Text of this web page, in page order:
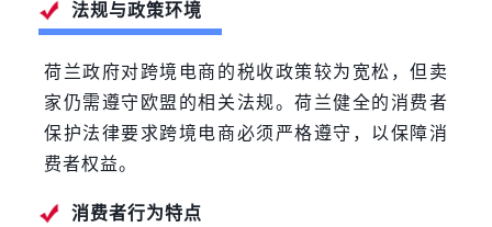
法规与政策环境
荷兰政府对跨境电商的税收政策较为宽松，但卖
家仍需遵守欧盟的相关法规。荷兰健全的消费者
保护法律要求跨境电商必须严格遵守，以保障消
费者权益。
消费者行为特点